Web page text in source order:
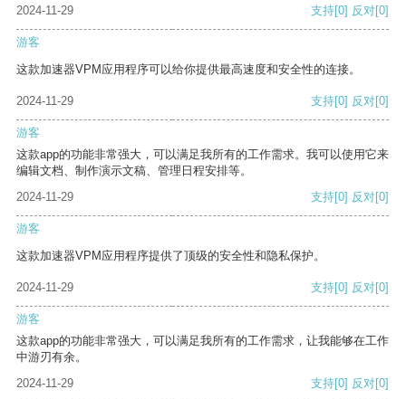
2024-11-29 支持[0] 反对[0]
游客
这款加速器VPM应用程序可以给你提供最高速度和安全性的连接。
2024-11-29 支持[0] 反对[0]
游客
这款app的功能非常强大，可以满足我所有的工作需求。我可以使用它来
编辑文档、制作演示文稿、管理日程安排等。
2024-11-29
支持[0] 反对[0]
游客
这款加速器VPM应用程序提供了顶级的安全性和隐私保护。
2024-11-29 支持[0] 反对[0]
游客
这款app的功能非常强大，可以满足我所有的工作需求，让我能够在工作
中游刃有余。
2024-11-29
支持[0] 反对[0]